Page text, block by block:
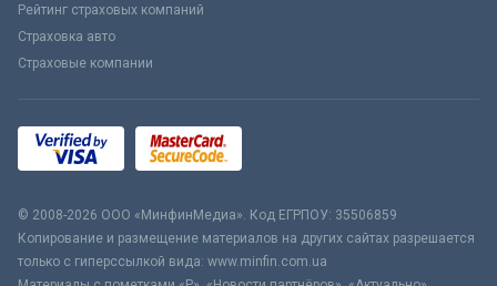
Рейтинг страховых компаний
Страховка авто
Страховые компании
© 2008-2026 ООО «МинфинМедиа». Код ЕГРПОУ: 35506859
Копирование и размещение материалов на других сайтах разрешается
только с гиперссылкой вида: www.minfin.com.ua